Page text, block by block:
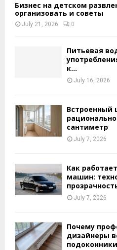
Бизнес на детском
организовать и советы
July 21, 2026 0
Питьевая
к...
July 16, 2026
Встроенный
сантиметр
July 7, 2026
Как
машин:
July 7, 2026
Почему
дизайнеры